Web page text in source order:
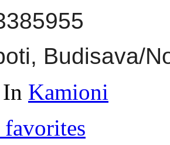
Budisava/
Kamioni